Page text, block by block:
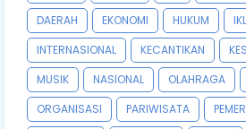
DAERAH
EKONOMI HUKUM
INTERNASIONAL
KECANTIKAN
MUSIK
NASIONAL OLAHRAGA
ORGANISASI
PARIWISATA